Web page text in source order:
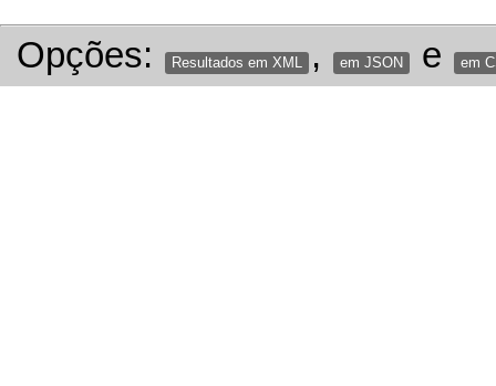
Opções: Resultados em XML , em JSON e em